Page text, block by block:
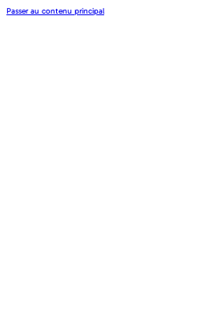
Passer au contenu principal